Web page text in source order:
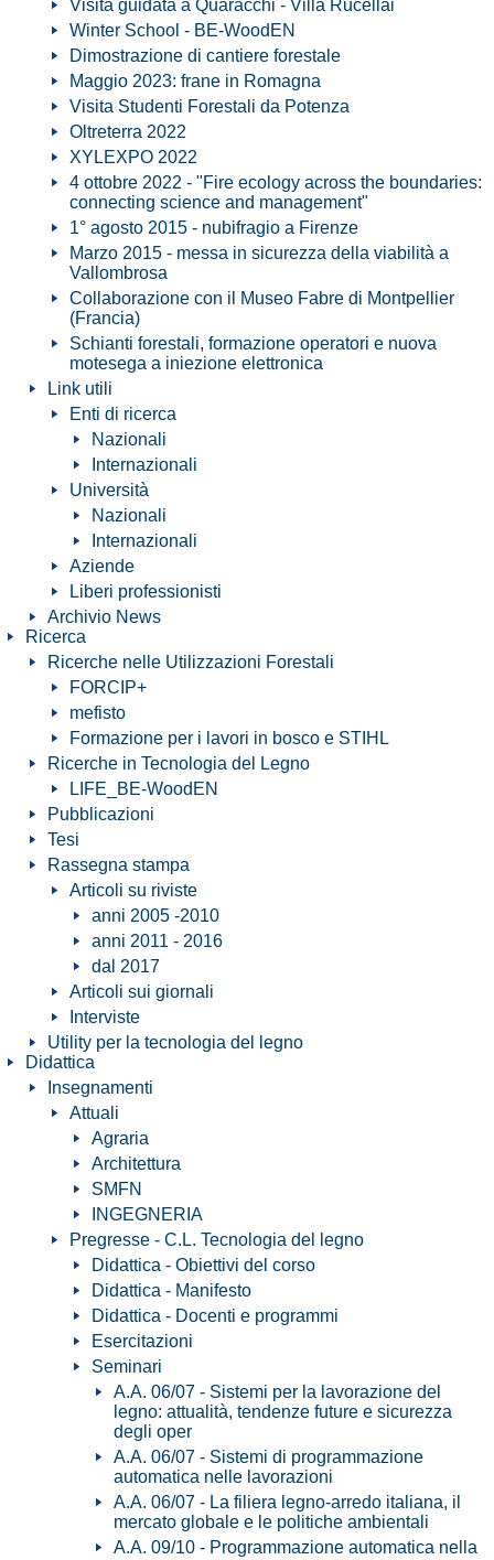
Visita guidata a Quaracchi - Villa Rucellai
Winter School - BE-WoodEN
Dimostrazione di cantiere forestale
Maggio 2023: frane in Romagna
Visita Studenti Forestali da Potenza
Oltreterra 2022
XYLEXPO 2022
4 ottobre 2022 - "Fire ecology across the boundaries:
connecting science and management"
1° agosto 2015 - nubifragio a Firenze
Marzo 2015 - messa in sicurezza della viabilità a
Vallombrosa
Collaborazione con il Museo Fabre di Montpellier
(Francia)
Schianti forestali, formazione operatori e nuova
motesega a iniezione elettronica
Link utili
Enti di ricerca
Nazionali
Internazionali
Università
Nazionali
Internazionali
Aziende
Liberi professionisti
Archivio News
Ricerca
Ricerche nelle Utilizzazioni Forestali
FORCIP+
mefisto
Formazione per i lavori in bosco e STIHL
Ricerche in Tecnologia del Legno
LIFE_BE-WoodEN
Pubblicazioni
Tesi
Rassegna stampa
Articoli su riviste
anni 2005 -2010
anni 2011 - 2016
dal 2017
Articoli sui giornali
Interviste
Utility per la tecnologia del legno
Didattica
Insegnamenti
Attuali
Agraria
Architettura
SMFN
INGEGNERIA
Pregresse - C.L. Tecnologia del legno
Didattica - Obiettivi del corso
Didattica - Manifesto
Didattica - Docenti e programmi
Esercitazioni
Seminari
A.A. 06/07 - Sistemi per la lavorazione del
legno: attualità, tendenze future e sicurezza
degli oper
A.A. 06/07 - Sistemi di programmazione
automatica nelle lavorazioni
A.A. 06/07 - La filiera legno-arredo italiana, il
mercato globale e le politiche ambientali
A.A. 09/10 - Programmazione automatica nella